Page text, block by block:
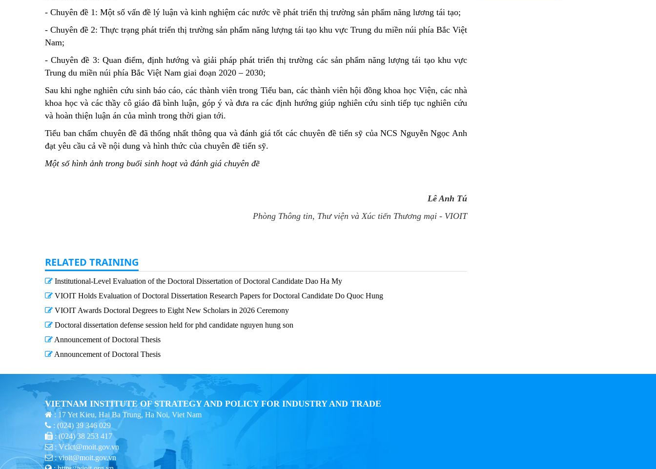
- Chuyên đề 1: Một số vấn đề lý luận và kinh nghiệm các nước về phát triển thị trường sản phẩm năng lương tái tạo;
- Chuyên đề 2: Thực trạng phát triển thị trường sản phẩm năng lượng tái tạo khu vực Trung du miền núi phía Bắc Việt
Nam;
- Chuyên đề 3: Quan điểm, định hướng và giải pháp phát triển thị trường các sản phẩm năng lượng tái tạo khu vực
Trung du miền núi phía Bắc Việt Nam giai đoạn 2020 – 2030;
Sau khi nghe nghiên cứu sinh báo cáo, các thành viên trong Tiểu ban, các thành viên hội đồng khoa học Viện, các nhà
khoa học và các thầy cô giáo đã bình luận, góp ý và đưa ra các định hướng giúp nghiên cứu sinh tiếp tục nghiên cứu
và hoàn thiện luận án của mình trong thời gian tới.
Tiểu ban chấm chuyên đề đã thống nhất thông qua và đánh giá tốt các chuyên đề tiến sỹ của NCS Nguyễn Ngọc Anh
đạt yêu cầu cả về nội dung và hình thức của chuyên đề tiến sỹ.
Một số hình ảnh trong buổi sinh hoạt và đánh giá chuyên đề
Lê Anh Tú
Phòng Thông tin, Thư viện và Xúc tiến Thương mại - VIOIT
RELATED TRAINING
Institutional-Level Evaluation of the Doctoral Dissertation of Doctoral Candidate Dao Ha My
VIOIT Holds Evaluation of Doctoral Dissertation Research Papers for Doctoral Candidate Do Quoc Hung
VIOIT Awards Doctoral Degrees to Eight New Scholars in 2026 Ceremony
Doctoral dissertation defense session held for phd candidate nguyen hung son
Announcement of Doctoral Thesis
Announcement of Doctoral Thesis
VIETNAM INSTITUTE OF STRATEGY AND POLICY FOR INDUSTRY AND TRADE
: 17 Yet Kieu, Hai Ba Trung, Ha Noi, Viet Nam
: (024) 39 346 029
: (024) 38 253 417
: Vclct@moit.gov.vn
: vioit@moit.gov.vn